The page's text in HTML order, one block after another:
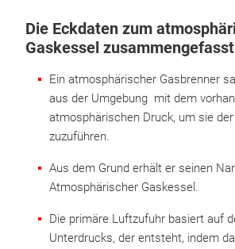
Die Eckdaten zum
Gaskessel zusammengefasst
Ein atmosphärischer Gasbrenner
aus der Umgebung mit dem
atmosphärischen Druck, um sie
zuzuführen.
Aus dem Grund erhält er seinen
Atmosphärischer Gaskessel.
Die primäre Luftzufuhr basiert auf
Unterdrucks, der entsteht, indem